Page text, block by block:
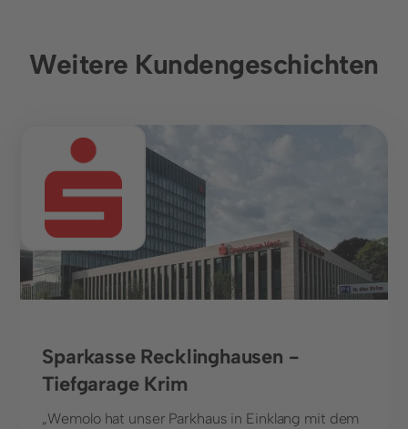
Weitere Kundengeschichten
Banken
Sparkasse Recklinghausen -
Tiefgarage Krim
„Wemolo hat unser Parkhaus in Einklang mit dem